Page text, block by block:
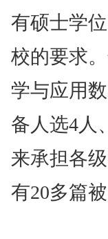
有硕士学
校的要求
学与应用
备人选4人
来承担各
有20多篇